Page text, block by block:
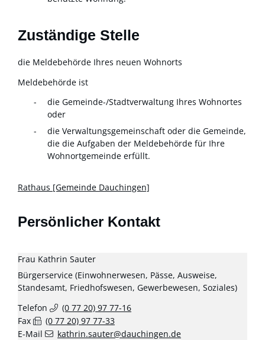
Zuständige Stelle
die Meldebehörde Ihres neuen Wohnorts
Meldebehörde ist
die Gemeinde-/Stadtverwaltung Ihres Wohnortes
oder
die Verwaltungsgemeinschaft oder die Gemeinde,
die die Aufgaben der Meldebehörde für Ihre
Wohnortgemeinde erfüllt.
Rathaus [Gemeinde Dauchingen]
Persönlicher Kontakt
Frau Kathrin Sauter
Bürgerservice (Einwohnerwesen, Pässe, Ausweise,
Standesamt, Friedhofswesen, Gewerbewesen, Soziales)
Telefon
(0 77 20) 97 77-16
Fax
(0 77 20) 97 77-33
E-Mail
kathrin.sauter@dauchingen.de